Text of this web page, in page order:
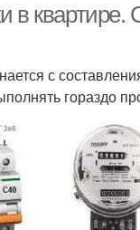
в
с
гораздо